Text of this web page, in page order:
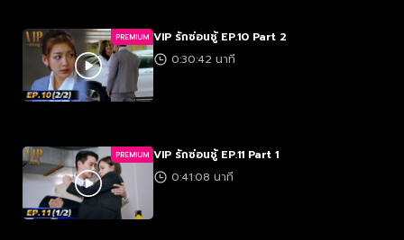
PREMIUM VIP รักซ่อนชู้ EP.10 Part 2
0:30:42 นาที
PREMIUM VIP รักซ่อนชู้ EP.11 Part 1
0:41:08 นาที